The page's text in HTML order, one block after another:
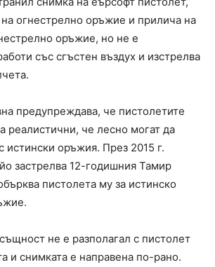
огнестрелно оръжие и прилича на
оръжие, но не е
със сгъстен въздух и изстрелва
предупреждава, че пистолетите
реалистични, че лесно могат да
истински оръжия. През 2015 г.
застрелва 12-годишния Тамир
пистолета му за истинско
не е разполагал с пистолет
и снимката е направена по-рано.